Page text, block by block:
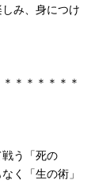
み、身につけ
＊＊＊＊＊＊
う「死の
く「生の術」